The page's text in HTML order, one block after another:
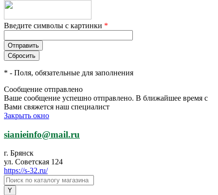
Введите символы с картинки *
* - Поля, обязательные для заполнения
Сообщение отправлено
Ваше сообщение успешно отправлено. В ближайшее время с
Вами свяжется наш специалист
Закрыть окно
sianieinfo@mail.ru
г. Брянск
ул. Советская 124
https://s-32.ru/